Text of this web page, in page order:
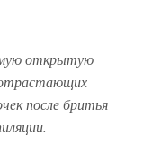
открытую
после бритья